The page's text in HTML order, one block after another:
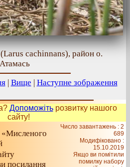
cachinnans), район о.
| Вище | Наступне зображення
Допоможітьрозвитку нашого
сайту!
посилання
Число завантажень : 2
689
Модифіковано :
15.10.2019
Якщо ви помітили
помилку набору